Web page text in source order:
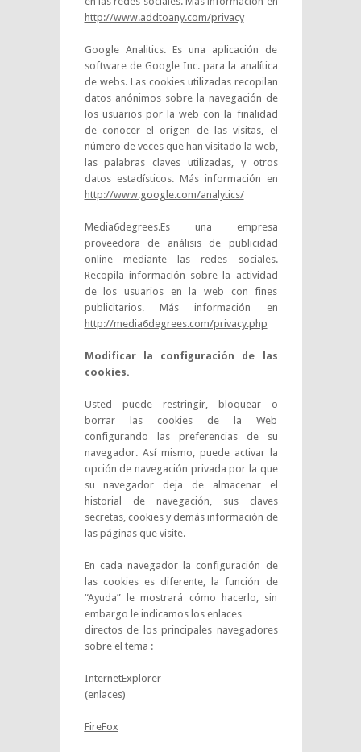
http://www.addtoany.com/privacy
Google Analitics. Es una aplicación de
software de Google Inc. para la analítica
de webs. Las cookies utilizadas recopilan
datos anónimos sobre la navegación de
los usuarios por la web con la finalidad
de conocer el origen de las visitas, el
número de veces que han visitado la web,
las palabras claves utilizadas, y otros
datos estadísticos. Más información en
http://www.google.com/analytics/
Media6degrees.Es una empresa
proveedora de análisis de publicidad
online mediante las redes sociales.
Recopila información sobre la actividad
de los usuarios en la web con fines
publicitarios. Más información en
http://media6degrees.com/privacy.php
Modificar la configuración de las
cookies.
Usted puede restringir, bloquear o
borrar las cookies de la Web
configurando las preferencias de su
navegador. Así mismo, puede activar la
opción de navegación privada por la que
su navegador deja de almacenar el
historial de navegación, sus claves
secretas, cookies y demás información de
las páginas que visite.
En cada navegador la configuración de
las cookies es diferente, la función de
“Ayuda” le mostrará cómo hacerlo, sin
embargo le indicamos los enlaces
directos de los principales navegadores
sobre el tema :
InternetExplorer
(enlaces)
FireFox